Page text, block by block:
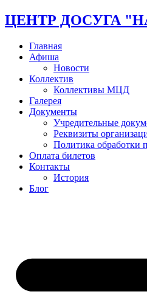
ЦЕНТР ДОСУГА
Главная
Афиша
Новости
Коллектив
Коллективы МЦД
Галерея
Документы
Учредительные
Реквизиты
Политика обработки
Оплата билетов
Контакты
История
Блог